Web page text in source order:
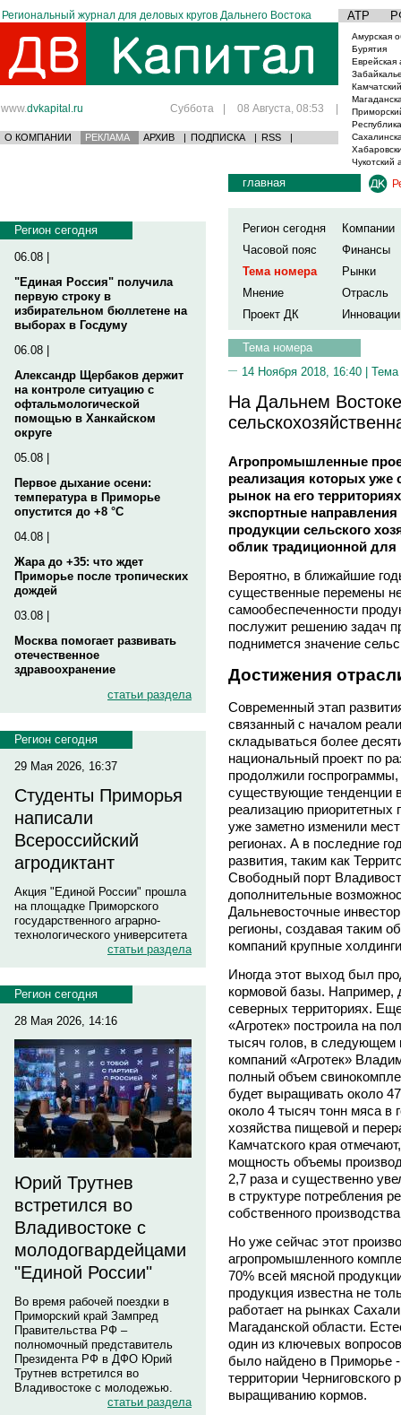
Региональный журнал для деловых кругов Дальнего Востока АТР
www.dvkapital.ru Суббота | 08 Августа, 08:53 |
О КОМПАНИИ РЕКЛАМА АРХИВ | ПОДПИСКА | RSS |
Амурская
Бурятия
Еврейская
Чукотский
Регион сегодня
06.08 |
"Единая Россия" получила
первую строку в
избирательном бюллетене на
выборах в Госдуму
06.08 |
Александр Щербаков держит
на контроле ситуацию с
офтальмологической
помощью в Ханкайском
округе
05.08 |
Первое дыхание осени:
температура в Приморье
опустится до +8 °C
04.08 |
Жара до +35: что ждет
Приморье после тропических
дождей
03.08 |
Москва помогает развивать
отечественное
здравоохранение
статьи раздела
Регион сегодня
29 Мая 2026, 16:37
Студенты Приморья
написали
Всероссийский
агродиктант
Акция "Единой России" прошла
на площадке Приморского
государственного аграрно-
технологического университета
статьи раздела
Регион сегодня
28 Мая 2026, 14:16
Юрий Трутнев
встретился во
Владивостоке с
молодогвардейцами
"Единой России"
Во время рабочей поездки в
Приморский край Зампред
Правительства РФ –
полномочный представитель
Президента РФ в ДФО Юрий
Трутнев встретился во
Владивостоке с молодежью.
статьи раздела
главная
Регион сегодня
Компании
Часовой пояс
Финансы
Тема номера
Рынки
Мнение
Отрасль
Проект ДК
Инновации
Тема номера
14 Ноября 2018, 16:40 | Тема
На Дальнем
Агропромышленные
реализация которых уже
рынок на его
экспортные
продукции сельского
облик традиционной для
Вероятно, в ближайшие
существенные перемены
самообеспеченности
послужит решению задач
поднимется значение
Достижения
Современный этап
связанный с началом
складываться более
национальный проект по
продолжили
существующие тенденции
реализацию приоритетных
уже заметно изменили
регионах. А в последние
развития, таким как
Свободный порт
дополнительные
Дальневосточные
регионы, создавая таким
компаний крупные
Иногда этот выход был
кормовой базы. Например,
северных территориях.
«Агротек» построила на
тысяч голов, в следующем
компаний «Агротек»
полный объем
будет выращивать около
около 4 тысяч тонн мяса в
хозяйства пищевой и
Камчатского края
мощность объемы
2,7 раза и существенно
в структуре потребления
собственного
Но уже сейчас этот
агропромышленного
70% всей мясной
продукция известна не
работает на рынках
Магаданской области.
один из ключевых
было найдено в Приморье
территории Черниговского
выращиванию кормов.